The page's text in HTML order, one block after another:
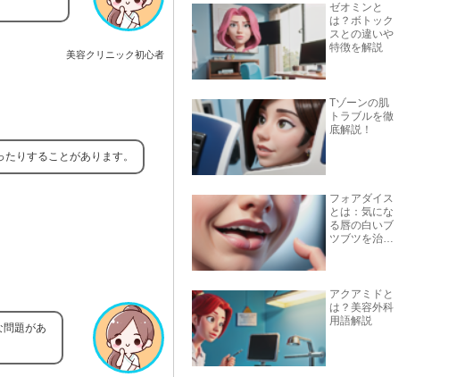
美容クリニック初心者
りすることがあります。
問題があ
ゼオミンと
は？ボトック
スとの違いや
特徴を解説
Tゾーンの肌
トラブルを徹
底解説！
フォアダイス
とは：気にな
る唇の白いブ
ツブツを治す
アクアミドと
は？美容外科
用語解説